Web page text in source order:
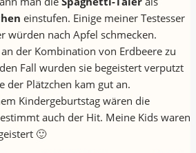
einstufen. Einige meiner Testesser
würden nach Apfel schmecken.
der Kombination von Erdbeere zu
Fall wurden sie begeistert verputzt
der Plätzchen kam gut an.
Kindergeburtstag wären die
auch der Hit. Meine Kids waren
🙂